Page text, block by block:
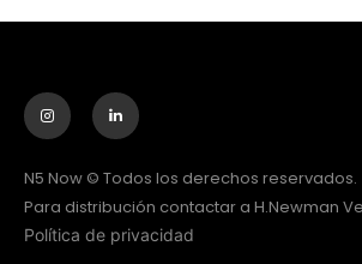
N5 Now © Todos los derechos reservados.
Para distribución contactar a H.Newman
Política de privacidad